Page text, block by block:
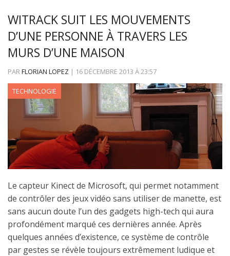
WITRACK SUIT LES MOUVEMENTS
D’UNE PERSONNE À TRAVERS LES
MURS D’UNE MAISON
PARFLORIAN LOPEZ | 16 DÉCEMBRE 2013 À23:57
TECHNOLOGIE
Le capteur Kinect de Microsoft, qui permet notamment
de contrôler des jeux vidéo sans utiliser de manette, est
sans aucun doute l’un des gadgets high-tech qui aura
profondément marqué ces dernières année. Après
quelques années d’existence, ce système de contrôle
par gestes se révèle toujours extrêmement ludique et